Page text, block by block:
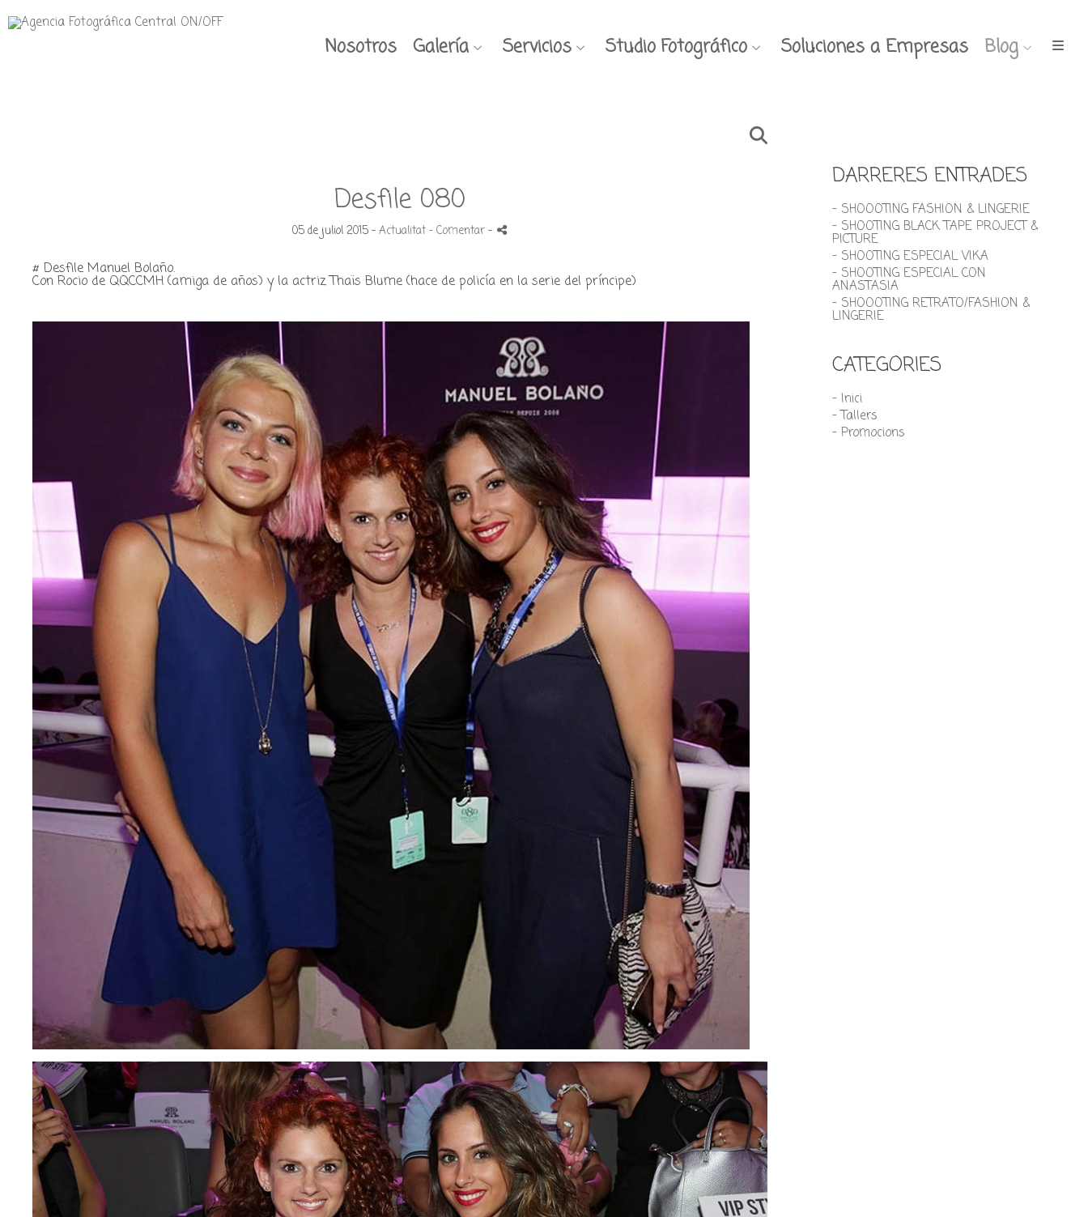
Nosotros Galería Servicios Studio Fotográfico Soluciones a Empresas Blog
Desfile 080
05 de juliol 2015 -Actualitat - Comentar-
# Desfile Manuel Bolaño.
Con Rocio de QQCCMH (amiga de años) y la actriz Thaïs Blume (hace de policía en la serie del príncipe)
DARRERES ENTRADES
- SHOOOTING FASHION & LINGERIE
- SHOOTING BLACK TAPE PROJECT &
PICTURE
- SHOOTING ESPECIAL VIKA
- SHOOTING ESPECIAL CON
ANASTASIA
- SHOOOTING RETRATO/FASHION &
LINGERIE
CATEGORIES
- Inici
- Tallers
- Promocions